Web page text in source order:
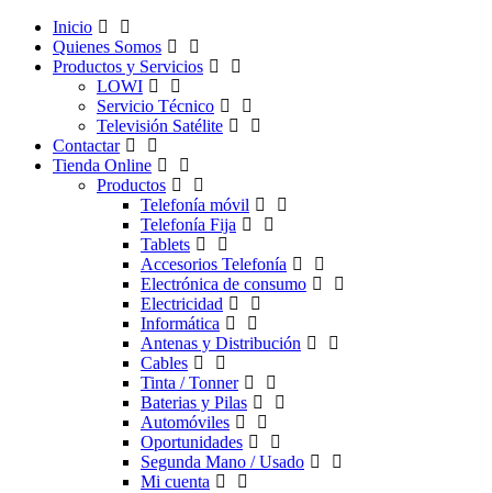
Inicio
Quienes Somos
Productos y Servicios
LOWI
Servicio Técnico
Televisión Satélite
Contactar
Tienda Online
Productos
Telefonía móvil
Telefonía Fija
Tablets
Accesorios Telefonía
Electrónica de consumo
Electricidad
Informática
Antenas y Distribución
Cables
Tinta / Tonner
Baterias y Pilas
Automóviles
Oportunidades
Segunda Mano / Usado
Mi cuenta